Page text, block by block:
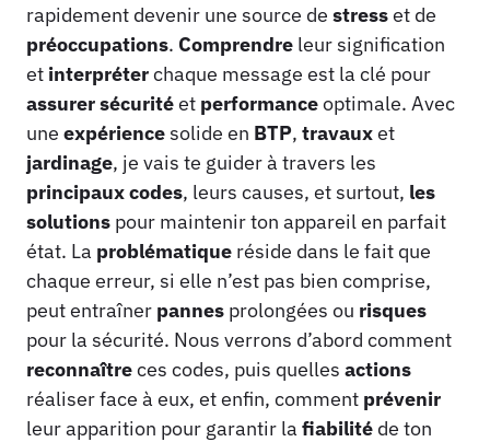
rapidement devenir une source de stresset de
préoccupations. Comprendre leur signification
et interpréterchaque message est la clé pour
assurersécuritéet performanceoptimale. Avec
une expériencesolide en BTP, travauxet
jardinage, je vais te guider à travers les
principaux codes, leurs causes, et surtout, les
solutions pour maintenir ton appareil en parfait
état. La problématique réside dans le fait que
chaque erreur, si elle n’est pas bien comprise,
peut entraîner pannes prolongées ou risques
pour la sécurité. Nous verrons d’abord comment
reconnaîtreces codes, puis quelles actions
réaliser face à eux, et enfin, comment prévenir
leur apparition pour garantir la fiabilité de ton